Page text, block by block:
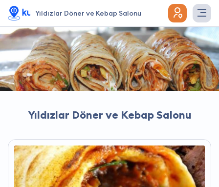
Yıldızlar Döner ve Kebap Salonu
Yıldızlar Döner ve Kebap Salonu